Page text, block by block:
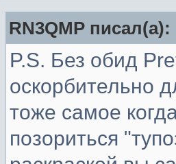
RN3QMP писал(а):
P.S. Без обид
оскорбительно
тоже самое
позориться